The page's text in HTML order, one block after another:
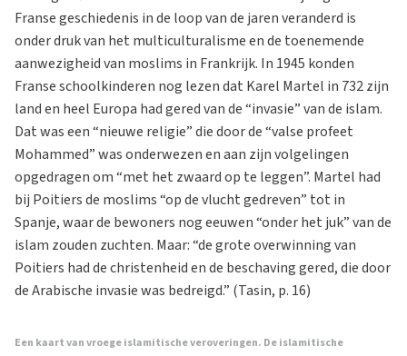
Franse geschiedenis in de loop van de jaren veranderd is
onder druk van het multiculturalisme en de toenemende
aanwezigheid van moslims in Frankrijk. In 1945 konden
Franse schoolkinderen nog lezen dat Karel Martel in 732 zijn
land en heel Europa had gered van de “invasie” van de islam.
Dat was een “nieuwe religie” die door de “valse profeet
Mohammed” was onderwezen en aan zijn volgelingen
opgedragen om “met het zwaard op te leggen”. Martel had
bij Poitiers de moslims “op de vlucht gedreven” tot in
Spanje, waar de bewoners nog eeuwen “onder het juk” van de
islam zouden zuchten. Maar: “de grote overwinning van
Poitiers had de christenheid en de beschaving gered, die door
de Arabische invasie was bedreigd.” (Tasin, p. 16)
Een kaart van vroege islamitische veroveringen. De islamitische